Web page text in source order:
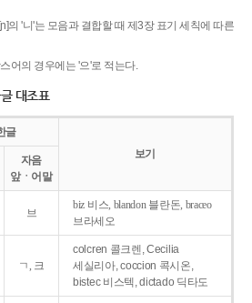
의 '니'는 모음과 결합할 때 제3장 표기 세칙에 따른
어의 경우에는 '으'로 적는다.
대조표
글
보기
자음
앞ㆍ어말
브
biz 비스, blandon 블란돈, braceo
브라세오
ㄱ, 크
colcren 콜크렌, Cecilia
세실리아, coccion 콕시온,
bistec 비스텍, dictado 딕타도